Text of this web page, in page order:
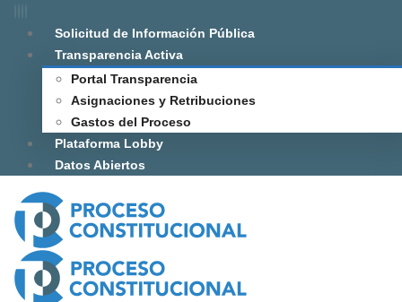
Solicitud de Información Pública
Transparencia Activa
Portal Transparencia
Asignaciones y Retribuciones
Gastos del Proceso
Plataforma Lobby
Datos Abiertos